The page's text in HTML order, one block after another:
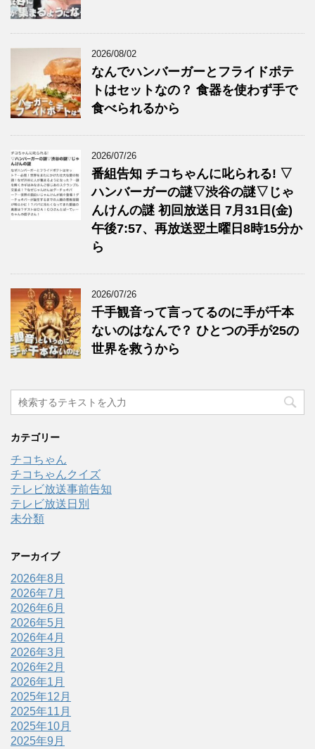
2026/08/02
なんでハンバーガーとフライドポテ
トはセットなの？ 食器を使わず手で
食べられるから
2026/07/26
番組告知 チコちゃんに叱られる! ▽
ハンバーガーの謎▽渋谷の謎▽じゃ
んけんの謎 初回放送日 7月31日(金)
午後7:57、再放送翌土曜日8時15分か
ら
2026/07/26
千手観音って言ってるのに手が千本
ないのはなんで？ ひとつの手が25の
世界を救うから
カテゴリー
チコちゃん
チコちゃんクイズ
テレビ放送事前告知
テレビ放送日別
未分類
アーカイブ
2026年8月
2026年7月
2026年6月
2026年5月
2026年4月
2026年3月
2026年2月
2026年1月
2025年12月
2025年11月
2025年10月
2025年9月